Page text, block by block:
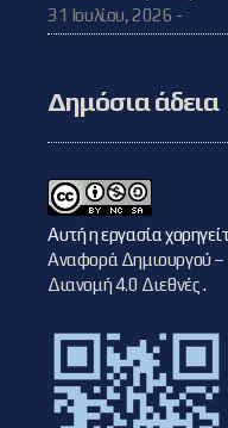
31 Ιουλίου, 2026 -
Δημόσια άδεια
Αυτή η εργασία
Αναφορά Δημιουργού
Διανομή 4.0 Διεθνές.